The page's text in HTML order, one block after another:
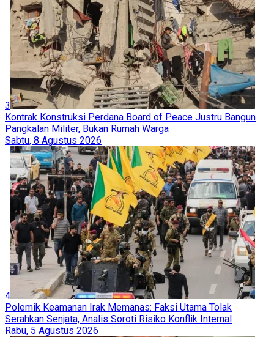
3
Kontrak Konstruksi Perdana Board of Peace Justru Bangun
Pangkalan Militer, Bukan Rumah Warga
Sabtu, 8 Agustus 2026
4
Polemik Keamanan Irak Memanas: Faksi Utama Tolak
Serahkan Senjata, Analis Soroti Risiko Konflik Internal
Rabu, 5 Agustus 2026